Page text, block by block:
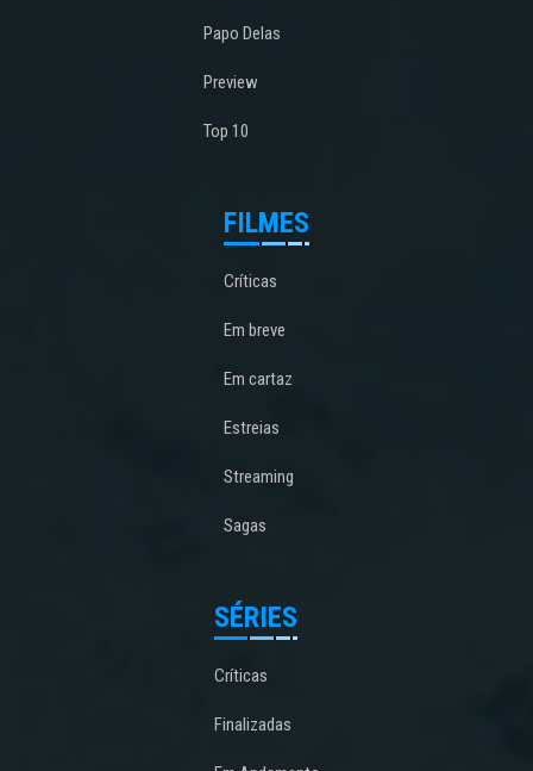
Papo Delas
Preview
Top 10
FILMES
Críticas
Em breve
Em cartaz
Estreias
Streaming
Sagas
SÉRIES
Críticas
Finalizadas